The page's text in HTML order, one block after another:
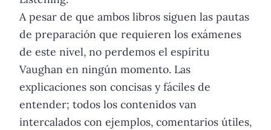
A pesar de que ambos libros siguen las pautas
de preparación que requieren los exámenes
de este nivel, no perdemos el espíritu
Vaughan en ningún momento. Las
explicaciones son concisas y fáciles de
entender; todos los contenidos van
intercalados con ejemplos, comentarios útiles,